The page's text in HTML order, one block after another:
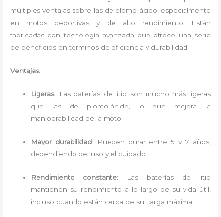
múltiples ventajas sobre las de plomo-ácido, especialmente
en motos deportivas y de alto rendimiento. Están
fabricadas con tecnología avanzada que ofrece una serie
de beneficios en términos de eficiencia y durabilidad.
Ventajas:
Ligeras: Las baterías de litio son mucho más ligeras
que las de plomo-ácido, lo que mejora la
maniobrabilidad de la moto.
Mayor durabilidad: Pueden durar entre 5 y 7 años,
dependiendo del uso y el cuidado.
Rendimiento constante: Las baterías de litio
mantienen su rendimiento a lo largo de su vida útil,
incluso cuando están cerca de su carga máxima.